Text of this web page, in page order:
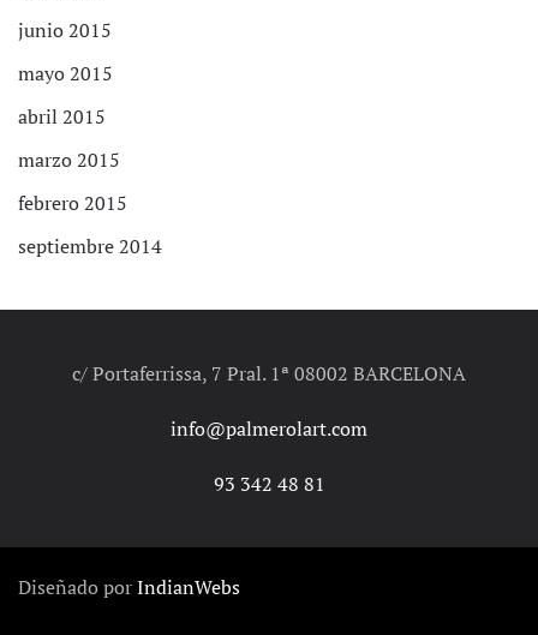
junio 2015
mayo 2015
abril 2015
marzo 2015
febrero 2015
septiembre 2014
c/ Portaferrissa, 7 Pral. 1ª 08002 BARCELONA
info@palmerolart.com
93 342 48 81
Diseñado porIndianWebs